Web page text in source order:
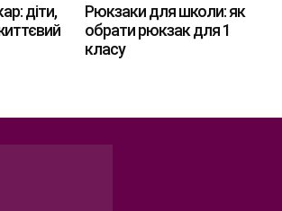
діти,
Рюкзаки для школи: як
обрати рюкзак для 1
класу